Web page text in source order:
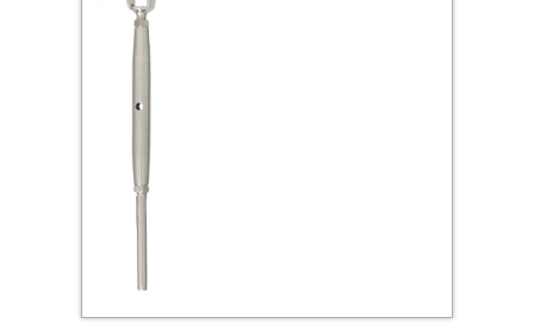
Дюймовый крепёж
Заклепки (Гайки-Заклепки)
Инструмент
Крюки, кольца с метрической резьбой
Крюки, кольца с шурупной резьбой